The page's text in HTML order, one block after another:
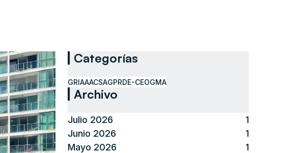
Categorías
GRIAAACSAGPRDE-CEOGMA
Archivo
Julio 2026
1
Junio 2026
1
Mayo 2026
1